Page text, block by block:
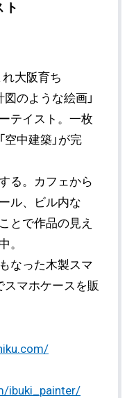
ト
大阪育ち
のような絵画」
テイスト。一枚
中建築」が完
る。カフェから
ル、ビル内な
とで作品の見え
。
なった木製スマ
スマホケースを販
ibuki_painter/